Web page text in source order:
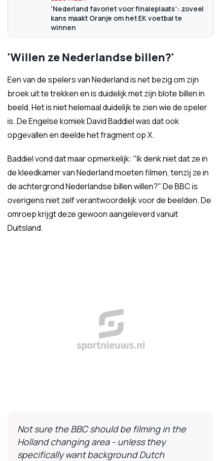
'Nederland favoriet voor finaleplaats': zoveel
kans maakt Oranje om het EK voetbal te
winnen
'Willen ze Nederlandse billen?'
Een van de spelers van Nederland is net bezig om zijn
broek uit te trekken en is duidelijk met zijn blote billen in
beeld. Het is niet helemaal duidelijk te zien wie de speler
is. De Engelse komiek David Baddiel was dat ook
opgevallen en deelde het fragment op X.
Baddiel vond dat maar opmerkelijk: "Ik denk niet dat ze in
de kleedkamer van Nederland moeten filmen, tenzij ze in
de achtergrond Nederlandse billen willen?" De BBC is
overigens niet zelf verantwoordelijk voor de beelden. De
omroep krijgt deze gewoon aangeleverd vanuit
Duitsland.
Not sure the BBC should be filming in the
Holland changing area - unless they
specifically want background Dutch